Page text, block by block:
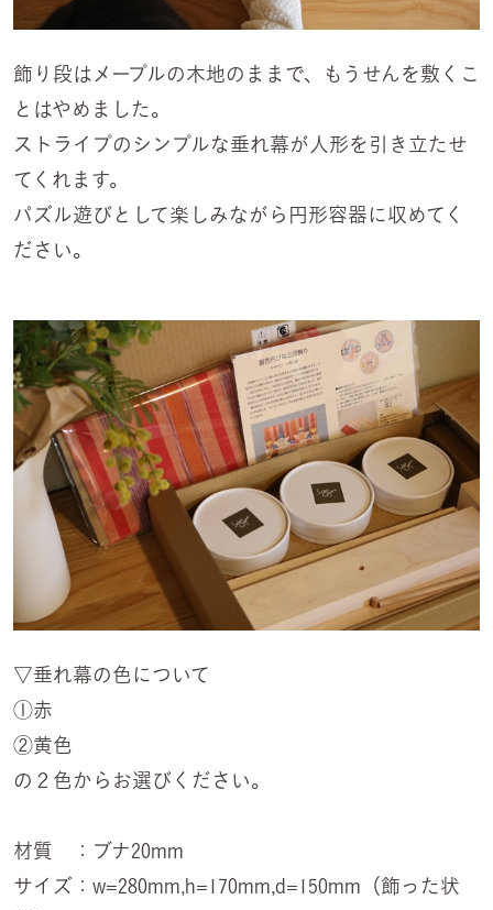
飾り段はメープルの木地のままで、もうせんを敷くこ
とはやめました。
ストライプのシンプルな垂れ幕が人形を引き立たせ
てくれます。
パズル遊びとして楽しみながら円形容器に収めてく
ださい。
▽垂れ幕の色について
①赤
②黄色
の２色からお選びください。
材質 ：ブナ20mm
サイズ：w=280mm,h=170mm,d=150mm（飾った状